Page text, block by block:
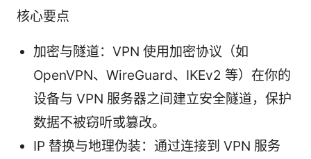
核心要点
加密与隧道：VPN 使用加密协议（如
OpenVPN、WireGuard、IKEv2 等）在你的
设备与 VPN 服务器之间建立安全隧道，保护
数据不被窃听或篡改。
IP 替换与地理伪装：通过连接到 VPN 服务